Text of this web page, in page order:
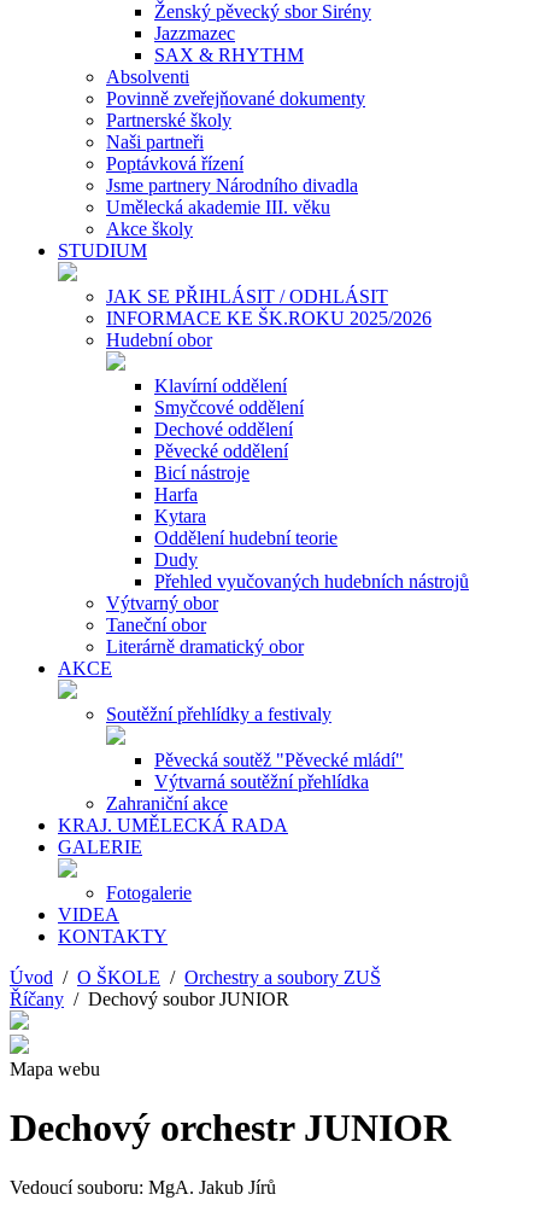
Ženský pěvecký sbor Sirény
Jazzmazec
SAX & RHYTHM
Absolventi
Povinně zveřejňované dokumenty
Partnerské školy
Naši partneři
Poptávková řízení
Jsme partnery Národního divadla
Umělecká akademie III. věku
Akce školy
STUDIUM
JAK SE PŘIHLÁSIT / ODHLÁSIT
INFORMACE KE ŠK.ROKU 2025/2026
Hudební obor
Klavírní oddělení
Smyčcové oddělení
Dechové oddělení
Pěvecké oddělení
Bicí nástroje
Harfa
Kytara
Oddělení hudební teorie
Dudy
Přehled vyučovaných hudebních nástrojů
Výtvarný obor
Taneční obor
Literárně dramatický obor
AKCE
Soutěžní přehlídky a festivaly
Pěvecká soutěž "Pěvecké mládí"
Výtvarná soutěžní přehlídka
Zahraniční akce
KRAJ. UMĚLECKÁ RADA
GALERIE
Fotogalerie
VIDEA
KONTAKTY
Úvod / O ŠKOLE / Orchestry a soubory ZUŠ
Říčany / Dechový soubor JUNIOR
Mapa webu
Dechový orchestr JUNIOR
Vedoucí souboru: MgA. Jakub Jírů